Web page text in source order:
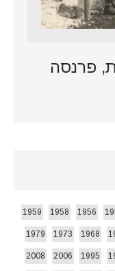
פרנסה
1956
1958
1959
1968
1973
1979
1995
2006
2008